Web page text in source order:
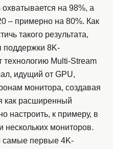
на 98%, а
– примерно на 80%. Как
такого результата,
поддержки 8K-
технологию Multi-Stream
идущий от GPU,
монитора, создавая
как расширенный
настроить, к примеру, в
нескольких мониторов.
самые первые 4K-